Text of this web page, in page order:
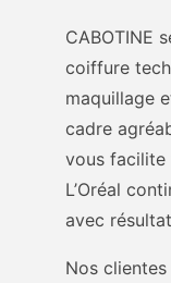
CABOTINE
coiffure
maquillage
cadre
vous facilite
L’Oréal
avec
Nos